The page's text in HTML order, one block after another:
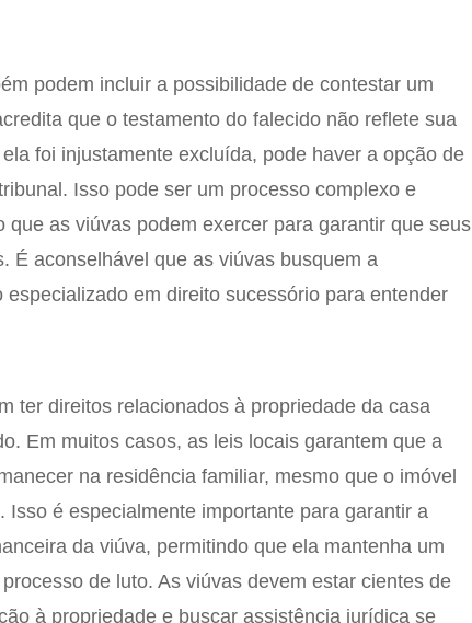
podem incluir a possibilidade de contestar um
que o testamento do falecido não reflete sua
foi injustamente excluída, pode haver a opção de
Isso pode ser um processo complexo e
que as viúvas podem exercer para garantir que seus
É aconselhável que as viúvas busquem a
em direito sucessório para entender
ter direitos relacionados à propriedade da casa
Em muitos casos, as leis locais garantem que a
na residência familiar, mesmo que o imóvel
Isso é especialmente importante para garantir a
da viúva, permitindo que ela mantenha um
de luto. As viúvas devem estar cientes de
à propriedade e buscar assistência jurídica se